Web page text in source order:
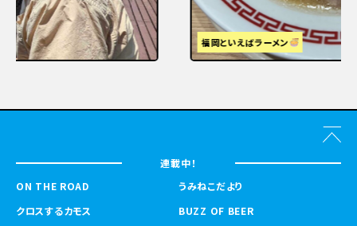
福岡といえばラーメン
連載中！
ON THE ROAD
クロスするカモス
うみねこだより
BUZZ OF BEER